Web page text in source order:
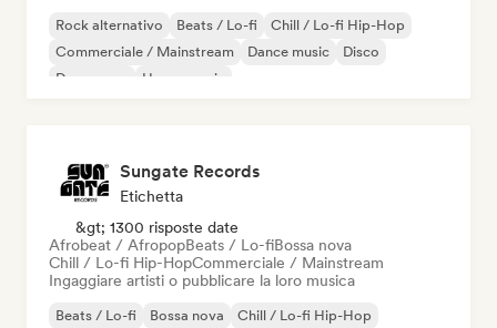
Rock alternativo Beats / Lo-fi
Chill / Lo-fi Hip-Hop
Commerciale / Mainstream
Dance music
Disco
Dream pop
House music
Sungate Records
Etichetta
&gt; 1300 risposte date
Afrobeat / AfropopBeats / Lo-fiBossa nova
Chill / Lo-fi Hip-HopCommerciale / Mainstream
Ingaggiare artisti o pubblicare la loro musica
Beats / Lo-fi Bossa nova
Chill / Lo-fi Hip-Hop